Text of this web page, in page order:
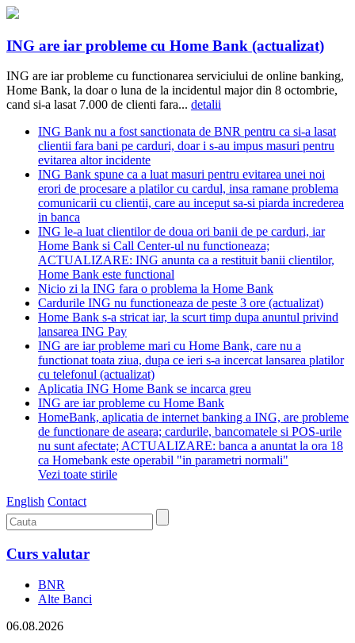
ING are iar probleme cu Home Bank (actualizat)
ING are iar probleme cu functionarea serviciului de online banking,
Home Bank, la doar o luna de la incidentul major din 8 octombrie,
cand si-a lasat 7.000 de clienti fara... detalii
ING Bank nu a fost sanctionata de BNR pentru ca si-a lasat
clientii fara bani pe carduri, doar i s-au impus masuri pentru
evitarea altor incidente
ING Bank spune ca a luat masuri pentru evitarea unei noi
erori de procesare a platilor cu cardul, insa ramane problema
comunicarii cu clientii, care au inceput sa-si piarda increderea
in banca
ING le-a luat clientilor de doua ori banii de pe carduri, iar
Home Bank si Call Center-ul nu functioneaza;
ACTUALIZARE: ING anunta ca a restituit banii clientilor,
Home Bank este functional
Nicio zi la ING fara o problema la Home Bank
Cardurile ING nu functioneaza de peste 3 ore (actualizat)
Home Bank s-a stricat iar, la scurt timp dupa anuntul privind
lansarea ING Pay
ING are iar probleme mari cu Home Bank, care nu a
functionat toata ziua, dupa ce ieri s-a incercat lansarea platilor
cu telefonul (actualizat)
Aplicatia ING Home Bank se incarca greu
ING are iar probleme cu Home Bank
HomeBank, aplicatia de internet banking a ING, are probleme
de functionare de aseara; cardurile, bancomatele si POS-urile
nu sunt afectate; ACTUALIZARE: banca a anuntat la ora 18
ca Homebank este operabil "in parametri normali"
Vezi toate stirile
English Contact
Curs valutar
BNR
Alte Banci
06.08.2026